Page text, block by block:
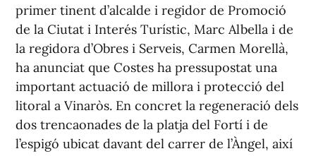
primer tinent d’alcalde i regidor de Promoció
de la Ciutat i Interés Turístic, Marc Albella i de
la regidora d’Obres i Serveis, Carmen Morellà,
ha anunciat que Costes ha pressupostat una
important actuació de millora i protecció del
litoral a Vinaròs. En concret la regeneració dels
dos trencaonades de la platja del Fortí i de
l’espigó ubicat davant del carrer de l’Àngel, així